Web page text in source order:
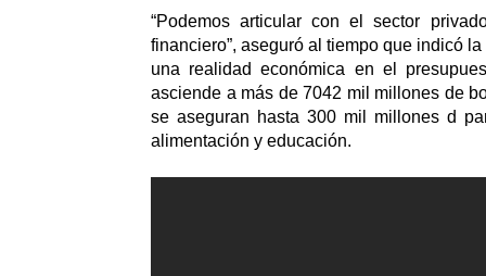
“Podemos articular con el sector
financiero”, aseguró al tiempo que indicó
una realidad económica en el
asciende a más de 7042 mil millones de
se aseguran hasta 300 mil millones d
alimentación y educación.